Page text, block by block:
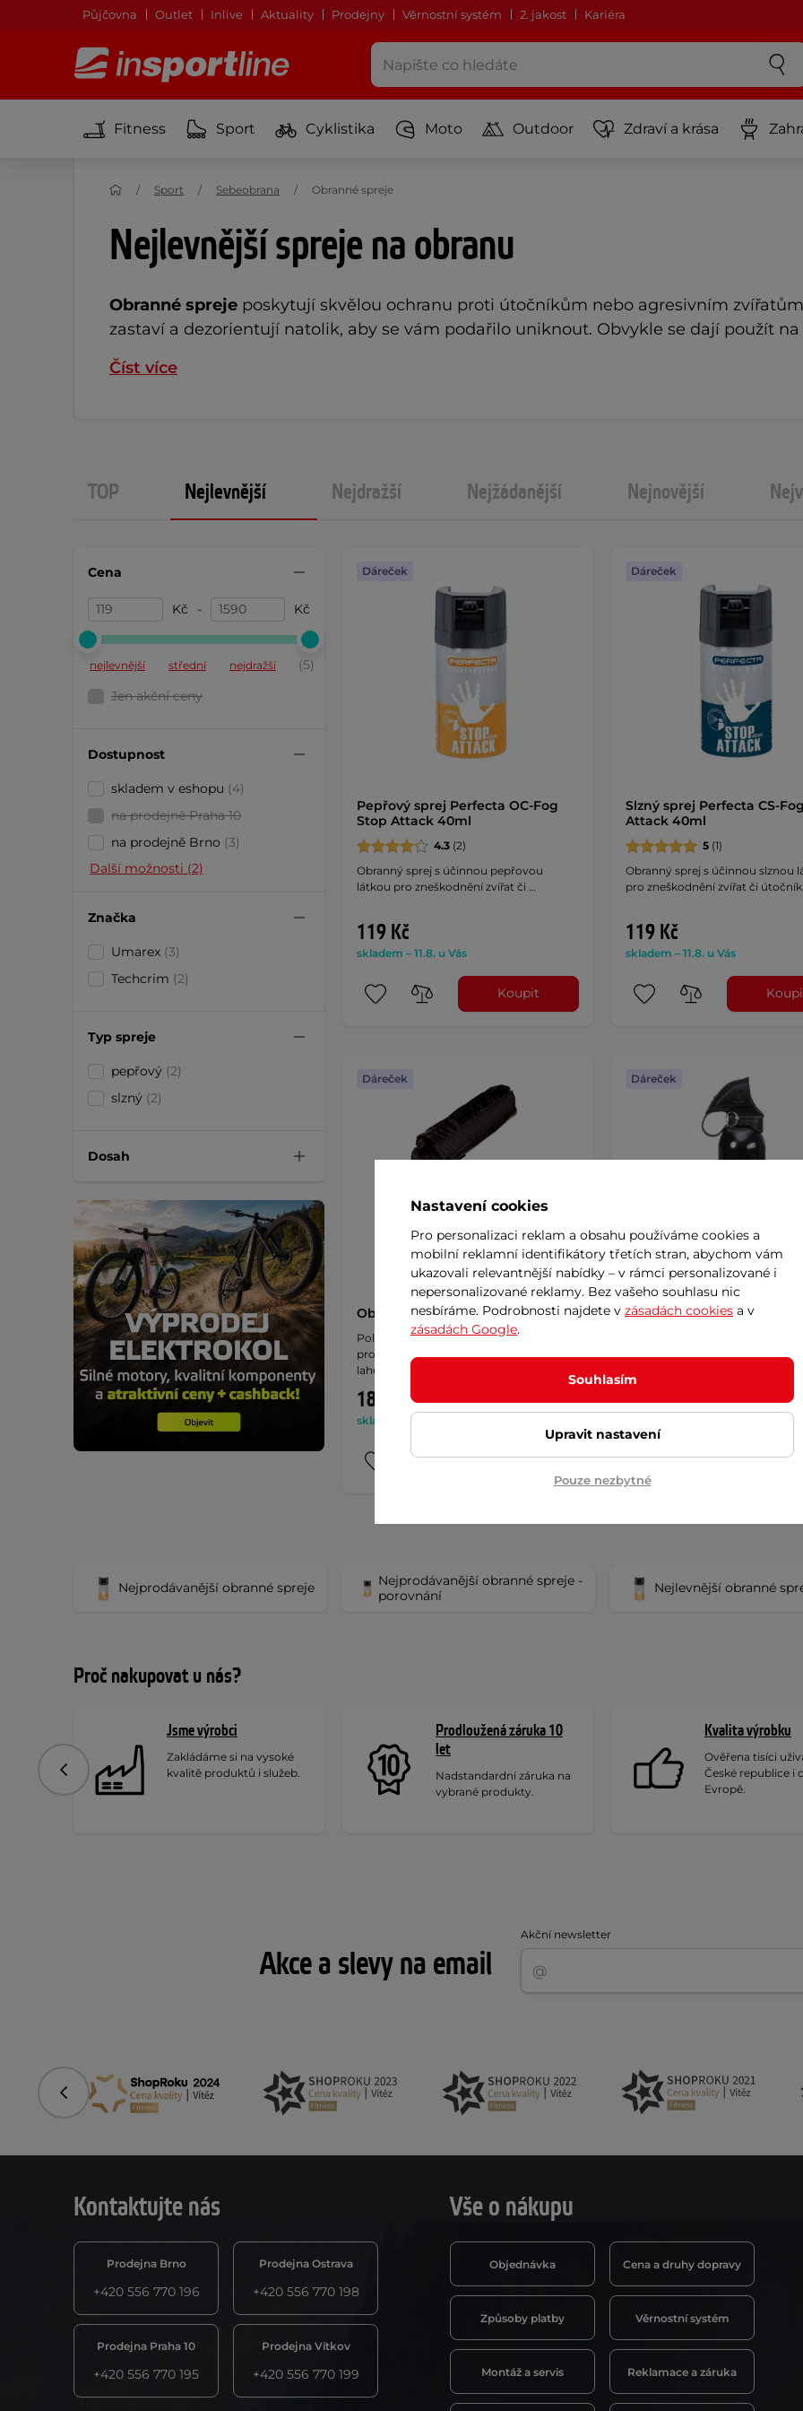
Půjčovna Outlet Inlive Aktuality Prodejny Věrnostní systém 2. jakost Kariéra
Fitness Sport Cyklistika Moto Outdoor Zdraví a krása
Nejlevnější spreje na obranu
Obranné spreje poskytují skvělou ochranu proti útočníkům nebo agresivním
zastaví a dezorientují natolik, aby se vám podařilo uniknout. Obvykle se dají použít
Číst více
Sport Sebeobrana Obranné spreje
TOP Nejlevnější Nejdražší Nejžádanější Nejnovější
Cena
Kč - Kč
nejlevnější střední nejdražší
(5)
Jen akční ceny
Dostupnost
skladem v eshopu (4)
na prodejně Praha 10
na prodejně Brno (3)
Další možnosti (2)
Značka
Umarex (3)
Techcrim (2)
Typ spreje
pepřový (2)
slzný (2)
Dosah
Dáreček
Pepřový sprej Perfecta OC-Fog
Stop Attack 40ml
4.3 (2)
Obranný sprej s účinnou pepřovou
látkou pro zneškodnění zvířat či …
119 Kč
skladem – 11.8. u Vás
Koupit
Dáreček
Slzný sprej Perfecta CS-
Attack 40ml
5(1)
Obranný sprej s účinnou slznou
pro zneškodnění zvířat či
119 Kč
skladem – 11.8. u Vás
Dáreček
Obal na obranné spreje Anti-Zver
Polyesterový obal s popruhem vhodný
pro slzný sprej Anti-Zver nebo menší
lahev.
189 Kč
skladem – 11.8. u Vás
Koupit
Dáreček
Obranný sprej Anti-Zver
1 590 Kč
Detail
Nejprodávanější obranné spreje
Nejprodávanější obranné spreje -
porovnání
Nejlevnější obranné
Proč nakupovat u nás?
Jsme výrobci
Zakládáme si na vysoké
kvalitě produktů i služeb.
Prodloužená záruka 10
let
Nadstandardní záruka na
vybrané produkty.
Kvalita výrobku
Ověřena tisíci
České republice i
Evropě.
Předchozí
Akce a slevy na email
Akční newsletter
Předchozí
Kontaktujte nás
Prodejna Brno
+420 556 770 196
Prodejna Ostrava
+420 556 770 198
Prodejna Praha 10
+420 556 770 195
Prodejna Vítkov
+420 556 770 199
Vše o nákupu
Objednávka Cena a druhy dopravy
Způsoby platby Věrnostní systém
Montáž a servis Reklamace a záruka
Nastavení cookies
Pro personalizaci reklam a obsahu používáme cookies a
mobilní reklamní identifikátory třetích stran, abychom vám
ukazovali relevantnější nabídky – v rámci personalizované i
nepersonalizované reklamy. Bez vašeho souhlasu nic
nesbíráme. Podrobnosti najdete v zásadách cookies a v
zásadách Google.
Souhlasím
Upravit nastavení
Pouze nezbytné